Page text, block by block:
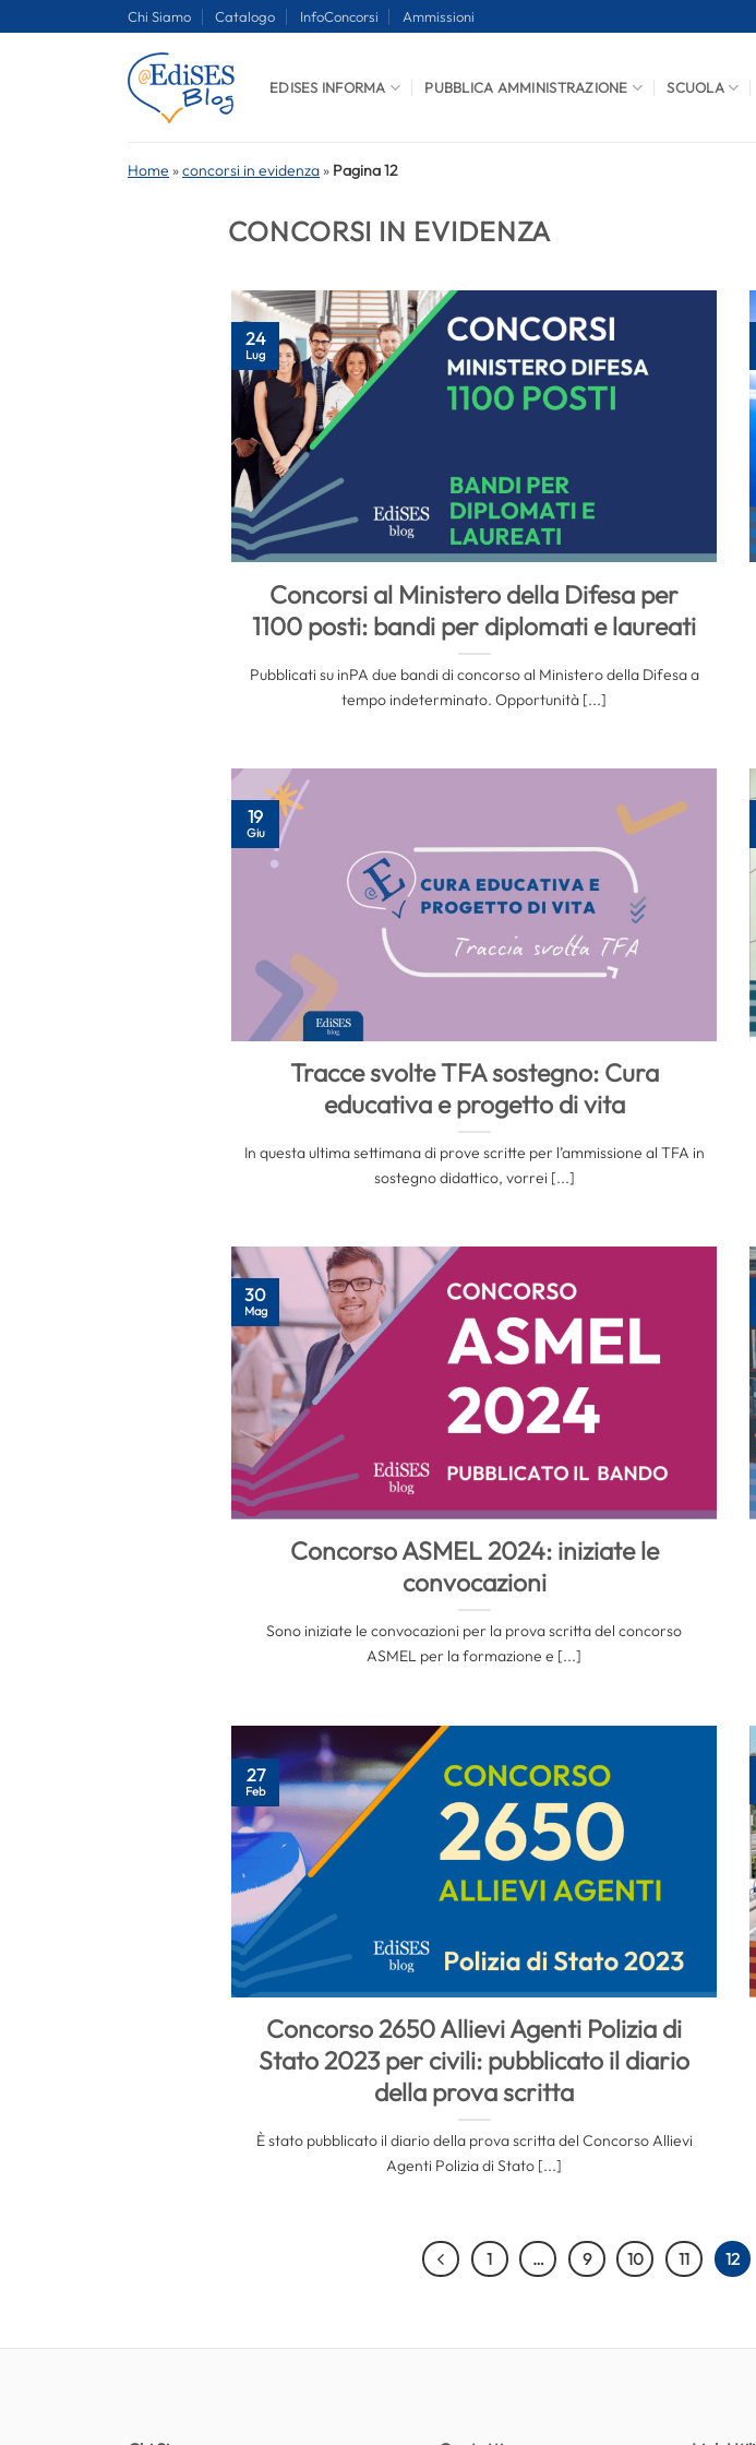
Chi Siamo Catalogo InfoConcorsi Ammissioni
EDISES INFORMA PUBBLICA AMMINISTRAZIONE SCUOLA
Home »concorsi in evidenza » Pagina 12
CONCORSI IN EVIDENZA
Concorsi al Ministero della Difesa per
1100 posti: bandi per diplomati e laureati
Pubblicati su inPA due bandi di concorso al Ministero della Difesa a
tempo indeterminato. Opportunità [...]
24
Lug
Tracce svolte TFA sostegno: Cura
educativa e progetto di vita
In questa ultima settimana di prove scritte per l’ammissione al TFA in
sostegno didattico, vorrei [...]
19
Giu
Concorso ASMEL 2024: iniziate le
convocazioni
Sono iniziate le convocazioni per la prova scritta del concorso
ASMEL per la formazione e [...]
30
Mag
Concorso 2650 Allievi Agenti Polizia di
Stato 2023 per civili: pubblicato il diario
della prova scritta
È stato pubblicato il diario della prova scritta del Concorso Allievi
Agenti Polizia di Stato [...]
27
Feb
1 … 9 10 11 12